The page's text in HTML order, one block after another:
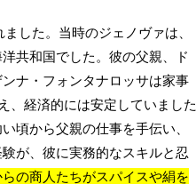
した。当時のジェノヴァは、
共和国でした。彼の父親、ド
ナ・フォンタナロッサは家事
、経済的には安定していました
頃から父親の仕事を手伝い、
が、彼に実務的なスキルと忍
の商人たちがスパイスや絹を